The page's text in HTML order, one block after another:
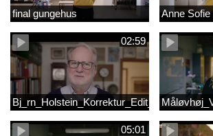
final gungehus Anne Sofie
02:59
05:01